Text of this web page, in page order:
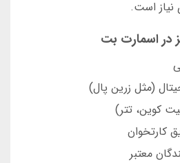
نیاز است.
در اسمارت بت
(مثل زرین پال)
کوین، تتر)
کارتخوان
معتبر